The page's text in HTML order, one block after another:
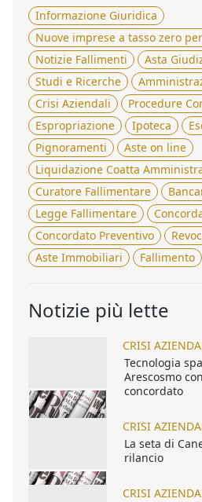
Informazione Giuridica
Nuove imprese a tasso zero
Notizie Fallimenti
Asta
Studi e Ricerche
Crisi Aziendali
Procedure
Espropriazione
Ipoteca
Pignoramenti
Aste on line
Liquidazione Coatta
Curatore Fallimentare
Legge Fallimentare
Concordato Preventivo
Aste Immobiliari
Fallimento
Notizie più lette
CRISI
Tecnologia
Arescosmo
concordato
CRISI
La seta di
rilancio
CRISI